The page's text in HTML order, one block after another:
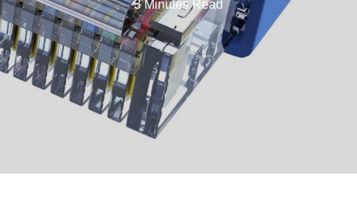
3 Minutes Read